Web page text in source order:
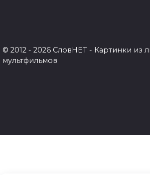
© 2012 - 2026 СловНЕТ - Картинки из
мультфильмов